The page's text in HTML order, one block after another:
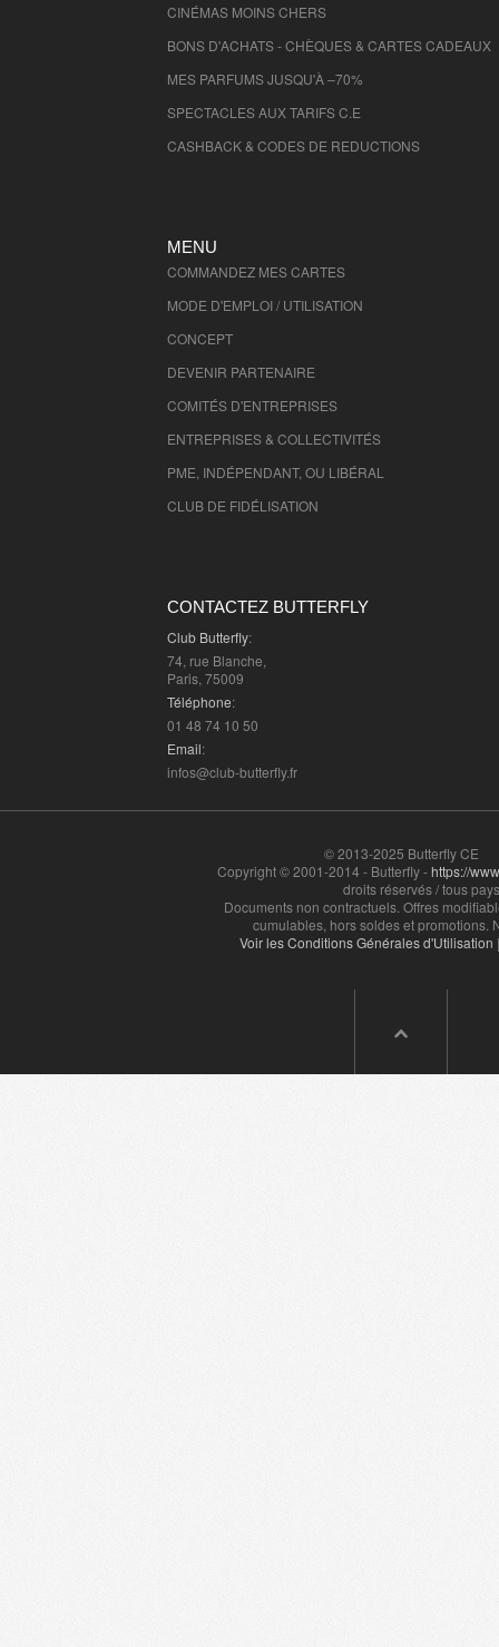
Ariege - 9000 , (fr)
Territoire de Belfort - 90000 , (fr)
Essonne - 91000 , (fr)
CINÉMAS MOINS CHERS
BONS D'ACHATS - CHÈQUES & CARTES CADEAUX
MES PARFUMS JUSQU'À –70%
SPECTACLES AUX TARIFS C.E
CASHBACK & CODES DE REDUCTIONS
MENU
COMMANDEZ MES CARTES
MODE D'EMPLOI / UTILISATION
CONCEPT
DEVENIR PARTENAIRE
COMITÉS D'ENTREPRISES
ENTREPRISES & COLLECTIVITÉS
PME, INDÉPENDANT, OU LIBÉRAL
CLUB DE FIDÉLISATION
CONTACTEZ BUTTERFLY
Club Butterfly:
74, rue Blanche,
Paris, 75009
Téléphone:
01 48 74 10 50
Email:
infos@club-butterfly.fr
© 2013-2025 Butterfly CE
Copyright © 2001-2014 - Butterfly -https://
droits réservés / tous
Documents non contractuels. Offres
cumulables, hors soldes et promotions.
Voir les Conditions Générales d'Utilisation